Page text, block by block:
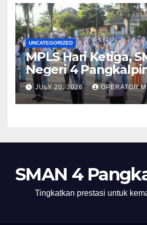
UNCATEGORIZED
MPLS Hari Ketiga,
Negeri 4
Hadirkan BPMP,
untuk Bekali Murid
JULY 20, 2026 OPERATOR
SMAN 4
Tingkatkan prestasi untuk